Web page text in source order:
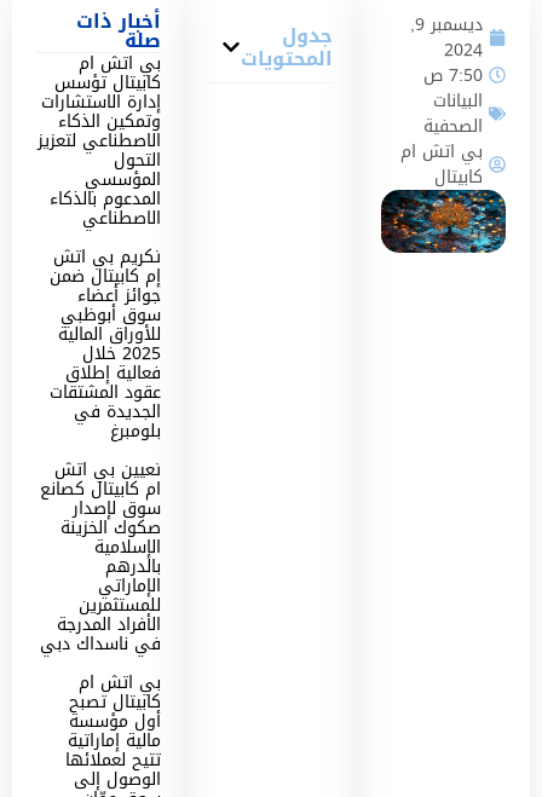
ديسمبر 9,
2024
7:50 ص
البيانات
الصحفية
بي اتش ام
كابيتال
جدول
المحتويات
أخبار ذات
صلة
بي اتش ام
كابيتال تؤسس
إدارة الاستشارات
وتمكين الذكاء
الاصطناعي لتعزيز
التحول
المؤسسي
المدعوم بالذكاء
الاصطناعي
تكريم بي اتش
إم كابيتال ضمن
جوائز أعضاء
سوق أبوظبي
للأوراق المالية
2025 خلال
فعالية إطلاق
عقود المشتقات
الجديدة في
بلومبرغ
تعيين بي اتش
ام كابيتال كصانع
سوق لإصدار
صكوك الخزينة
الإسلامية
بالدرهم
الإماراتي
للمستثمرين
الأفراد المدرجة
في ناسداك دبي
بي اتش ام
كابيتال تصبح
أول مؤسسة
مالية إماراتية
تتيح لعملائها
الوصول إلى